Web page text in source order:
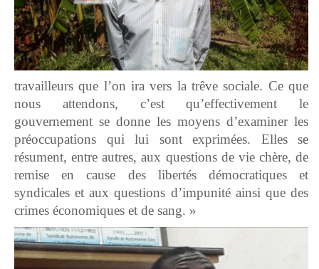
travailleurs que l’on ira vers la trêve sociale. Ce que
nous attendons, c’est qu’effectivement le
gouvernement se donne les moyens d’examiner les
préoccupations qui lui sont exprimées. Elles se
résument, entre autres, aux questions de vie chère, de
remise en cause des libertés démocratiques et
syndicales et aux questions d’impunité ainsi que des
crimes économiques et de sang. »